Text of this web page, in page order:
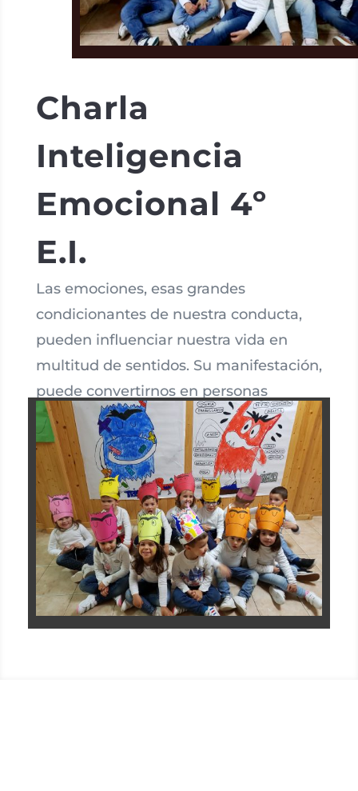
Charla
Inteligencia
Emocional 4º
E.I.
Las emociones, esas grandes
condicionantes de nuestra conducta,
pueden influenciar nuestra vida en
multitud de sentidos. Su manifestación,
puede convertirnos en personas
integradas socialmente o excluídas,
todo depende de la manera en que las
manejemos.